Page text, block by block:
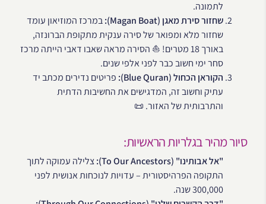
לתמונה.
שחזור סירת מאגן (Magan Boat):
במרכז המוזיאון עומד
שחזור מלא ומפואר של סירה ענקית מתקופת הברונזה,
באורך 18 מטרים! ⛵ הסירה מראה שאבו דאבי הייתה מרכז
סחר ימי חשוב כבר לפני אלפי שנים.
הקוראן הכחול (Blue Quran):
פריטים נדירים מכתב יד
עתיק וחשוב זה, המדגישים את החשיבות הדתית
והתרבותית של האזור. 📜
סיור מהיר בגלריות הראשיות:
"אל אבותינו" (To Our Ancestors):
צלילה עמוקה לתוך
התקופה הפרהיסטורית – עדויות לנוכחות אנושית לפני
300,000 שנה.